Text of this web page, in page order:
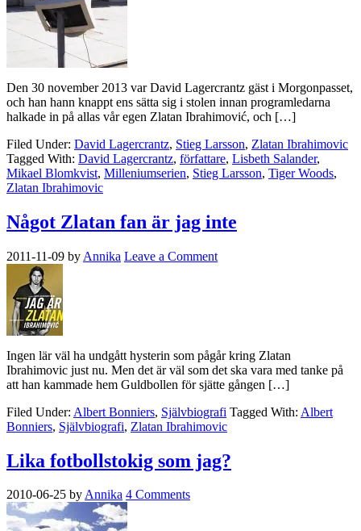
Den 30 november 2013 var David Lagercrantz gäst i Morgonpasset,
och han hann knappt ens sätta sig i stolen innan programledarna
halkade in på allas vår egen Zlatan Ibrahimović, och […]
Filed Under: David Lagercrantz, Stieg Larsson, Zlatan Ibrahimovic
Tagged With: David Lagercrantz, författare, Lisbeth Salander,
Mikael Blomkvist, Milleniumserien, Stieg Larsson, Tiger Woods,
Zlatan Ibrahimovic
Något Zlatan fan är jag inte
2011-11-09 by Annika Leave a Comment
Ingen lär väl ha undgått hysterin som pågår kring Zlatan
Ibrahimovic just nu. Men det är väl som det ska vara med tanke på
att han kammade hem Guldbollen för sjätte gången […]
Filed Under: Albert Bonniers, Självbiografi Tagged With: Albert
Bonniers, Självbiografi, Zlatan Ibrahimovic
Lika fotbollstokig som jag?
2010-06-25 byAnnika 4 Comments